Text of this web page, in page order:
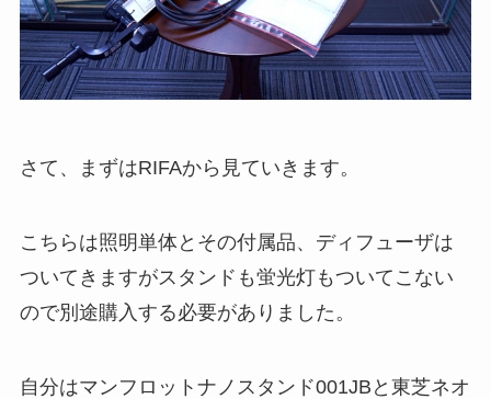
さて、まずはRIFAから見ていきます。
こちらは照明単体とその付属品、ディフューザは
ついてきますがスタンドも蛍光灯もついてこない
ので別途購入する必要がありました。
自分はマンフロットナノスタンド001JBと東芝ネオ